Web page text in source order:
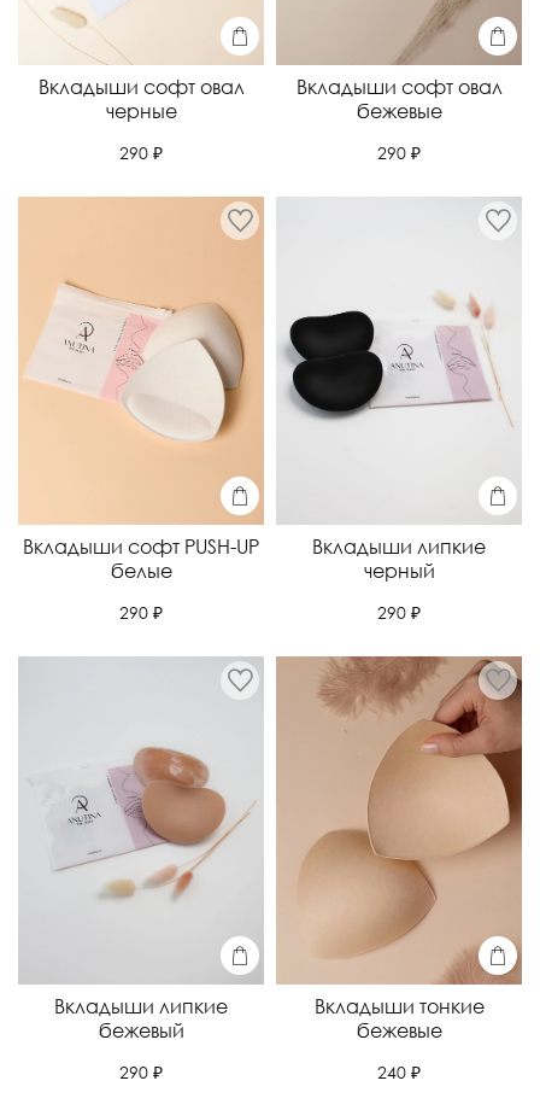
Вкладыши софт овал
черные
290 ₽
Вкладыши софт овал
бежевые
290 ₽
Вкладыши софт PUSH-UP
белые
290 ₽
Вкладыши липкие
черный
290 ₽
Вкладыши липкие
бежевый
290 ₽
Вкладыши тонкие
бежевые
240 ₽